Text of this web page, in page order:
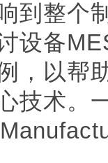
到整个
设备
，以帮
技术。